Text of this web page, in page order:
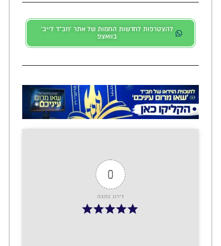
להצטרפות לחדשות החמות של אתר 'חב"ד לייב'
בוואצפ
0
דירוג כתבה